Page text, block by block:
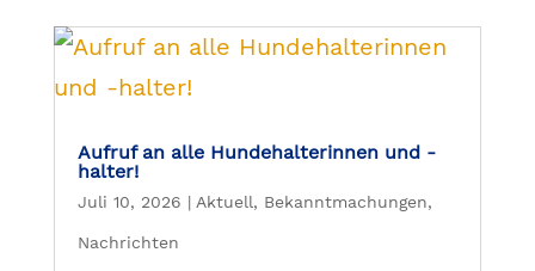
Aufruf an alle Hundehalterinnen und -
halter!
Juli 10, 2026 | Aktuell, Bekanntmachungen,
Nachrichten